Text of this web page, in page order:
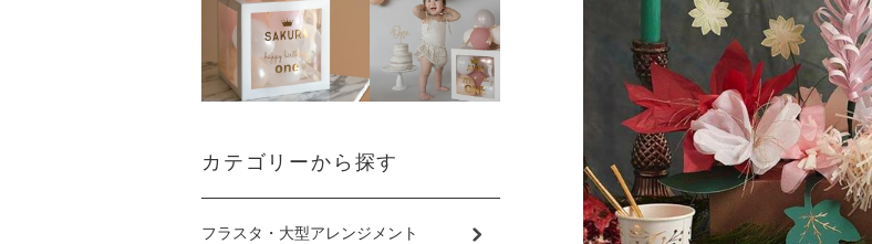
カテゴリーから探す
フラスタ・大型アレンジメント